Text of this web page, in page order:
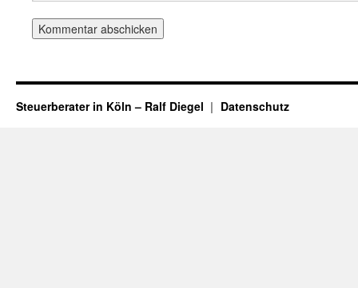
Steuerberater in Köln – Ralf Diegel Datenschutz